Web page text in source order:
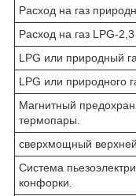
Расход на газ
Расход на газ LPG-
LPG или природный
LPG или природного
Магнитный
термопары.
сверхмощный верхней
Система
конфорки.